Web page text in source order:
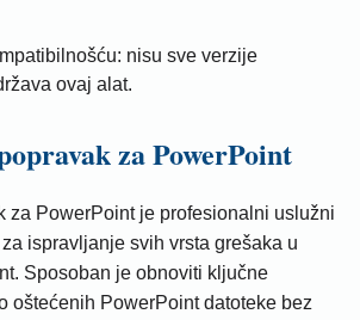
nisu sve verzije
ovaj alat.
za PowerPoint
za PowerPoint je profesionalni uslužni
ispravljanje svih vrsta grešaka u
Sposoban je obnoviti ključne
oštećenih PowerPoint datoteke bez